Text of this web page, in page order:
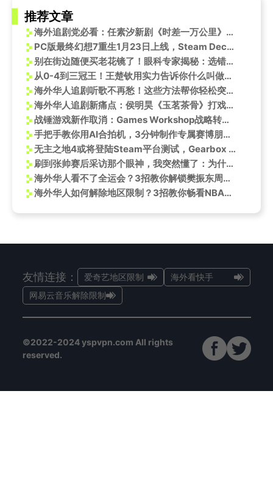
推荐文章
海外追剧党必看：任素汐新剧《时差一万公里》热播，教你如何跨越地域限制，告别卡顿烦恼
PC版最终幻想7重生1月23日上线，Steam Deck已验证！
别在街边随便买老花镜了！眼科专家揭秘：选错镜片，可能越戴越伤眼
从0-4到三冠王！王楚钦用实力告诉你什么叫做真正的王者归来
海外华人追剧听歌不再愁！这些方法帮你轻松突破地区限制流畅观影
海外华人追剧新痛点：侯明昊《玉茗茶骨》打戏火爆，你却卡在“地区限制”看不了？
战锤游戏新作取消：Games Workshop战略转向致项目夭折
手把手教你用AI合拍机，3分钟制作专属赛博朋克大片
无主之地4或将登陆Steam平台测试，Gearbox CEO发起神秘问卷调查
刷到张帅赛后采访那个眼神，我突然懂了：为什么海外华人熬夜看国服比赛总卡顿
海外华人看不了全运会？3招教你解锁樊振东周恺对练视频
海外华人如何解除地区限制？3招教你畅看NBA球星播客《球场大脑》
友情连接： 爱奇艺地区限制
海外看快手
网易云音乐解除限制
©2022-2024 yspvpn.com All rights
reserved.